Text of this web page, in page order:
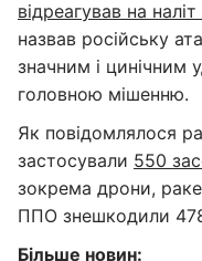
відреагував на наліт
назвав російську
значним і цинічним
головною мішенню.
Як повідомлялося
застосували 550
зокрема дрони,
ППО знешкодили
Більше новин: